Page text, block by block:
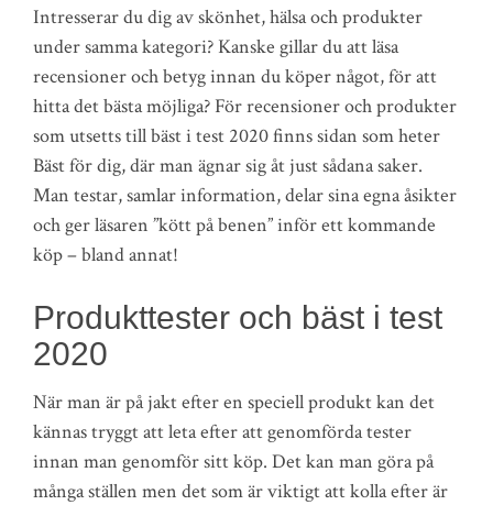
Intresserar du dig av skönhet, hälsa och produkter
under samma kategori? Kanske gillar du att läsa
recensioner och betyg innan du köper något, för att
hitta det bästa möjliga? För recensioner och produkter
som utsetts till bäst i test 2020 finns sidan som heter
Bäst för dig, där man ägnar sig åt just sådana saker.
Man testar, samlar information, delar sina egna åsikter
och ger läsaren ”kött på benen” inför ett kommande
köp – bland annat!
Produkttester och bäst i test
2020
När man är på jakt efter en speciell produkt kan det
kännas tryggt att leta efter att genomförda tester
innan man genomför sitt köp. Det kan man göra på
många ställen men det som är viktigt att kolla efter är